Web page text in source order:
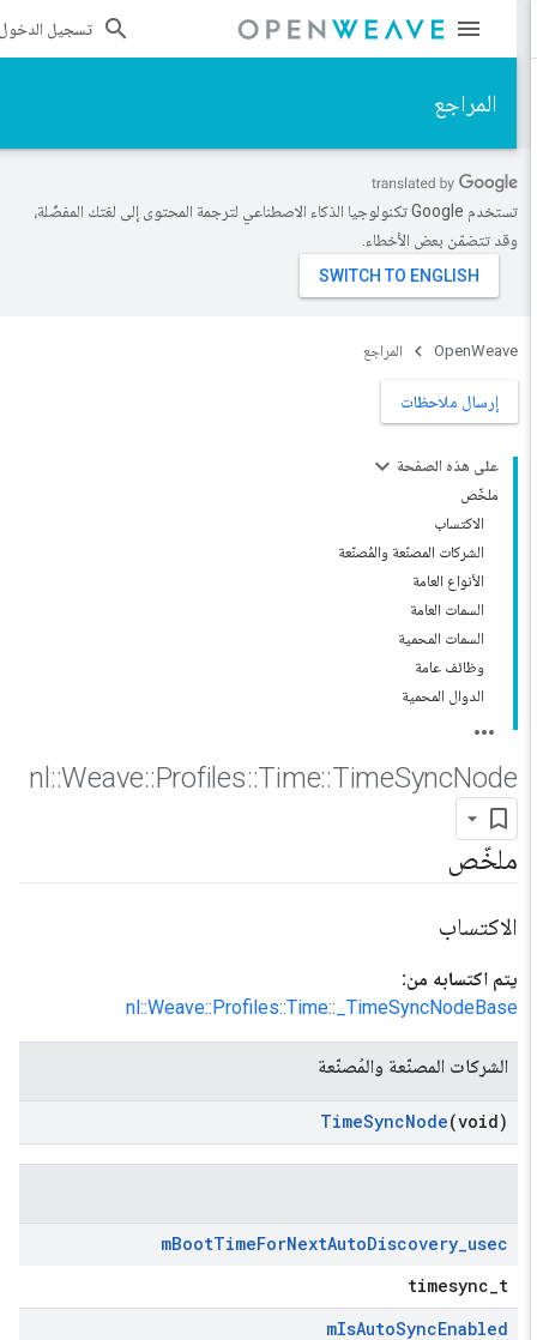
تسجيل الدخول
المراجع
تستخدم Google تكنولوجيا الذكاء الاصطناعي لترجمة المحتوى إلى لغتك المفضّلة،
وقد تتضمّن بعض الأخطاء.
OpenWeave المراجع
إرسال ملاحظات
على هذه الصفحة
ملخّص
الاكتساب
الشركات المصنّعة والمُصنّعة
الأنواع العامة
السمات العامة
السمات المحمية
وظائف عامة
الدوال المحمية
nl::Weave::Profiles::Time::TimeSyncNode
ملخّص
الاكتساب
يتم اكتسابه من:
nl::Weave::Profiles::Time::_TimeSyncNodeBase
الشركات المصنّعة والمُصنّعة
TimeSyncNode(void)
mBootTimeForNextAutoDiscovery_usec
timesync_t
mIsAutoSyncEnabled